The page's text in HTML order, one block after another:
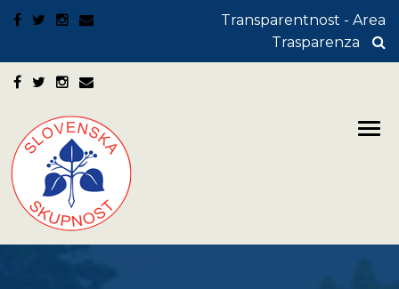
Transparentnost - Area
Trasparenza